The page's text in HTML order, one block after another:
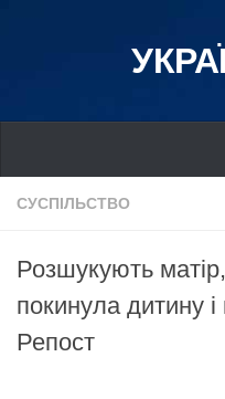
Україна
Дніпро
Львів
Івано-Франківськ
СУСПІЛЬСТВО
Розшукують матір,
покинула дитину
Репост